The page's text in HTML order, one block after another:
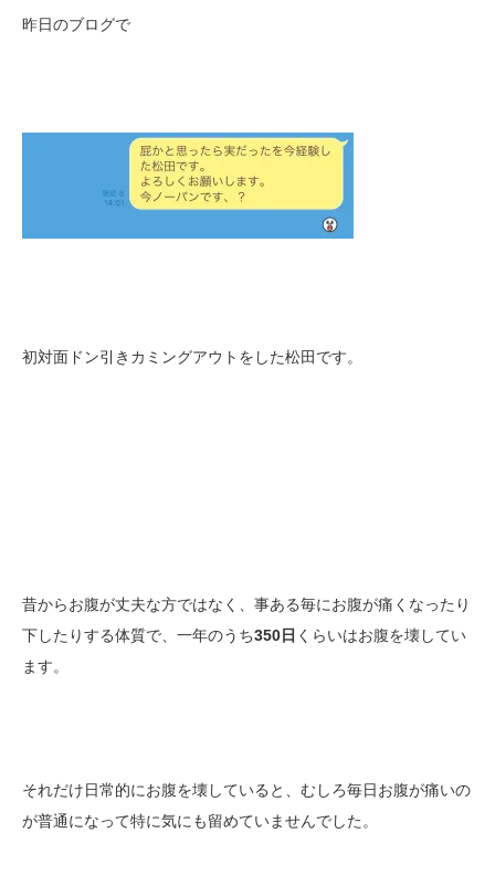
昨日のブログで
初対面ドン引きカミングアウトをした松田です。
昔からお腹が丈夫な方ではなく、事ある毎にお腹が痛くなったり
下したりする体質で、一年のうち350日 くらいはお腹を壊してい
ます。
それだけ日常的にお腹を壊していると、むしろ毎日お腹が痛いの
が普通になって特に気にも留めていませんでした。